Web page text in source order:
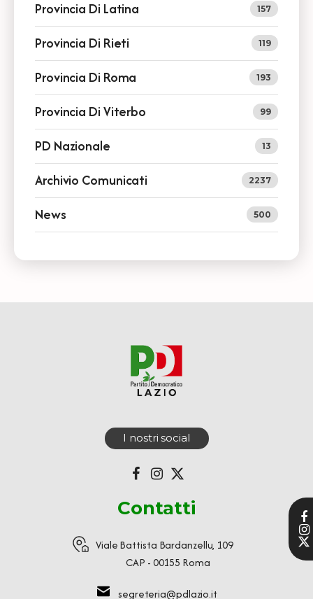
Provincia Di Latina 157
Provincia Di Rieti 119
Provincia Di Roma 193
Provincia Di Viterbo 99
PD Nazionale 13
Archivio Comunicati 2237
News 500
I nostri social
Contatti
Viale Battista Bardanzellu, 109
CAP - 00155 Roma
segreteria@pdlazio.it